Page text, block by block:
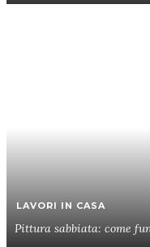
LAVORI IN CASA
Pittura sabbiata: come